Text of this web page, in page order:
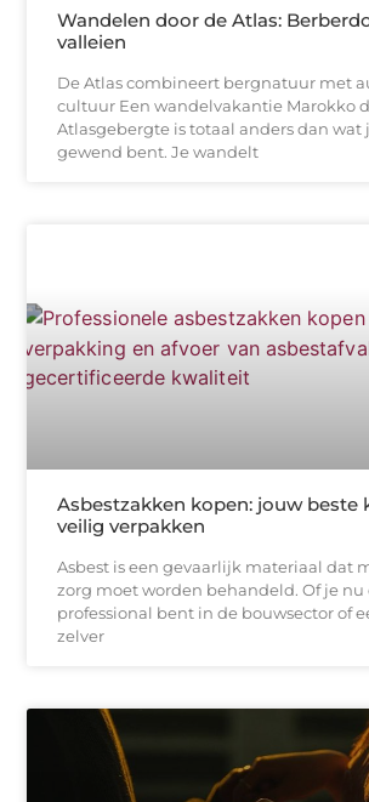
Wandelen door de Atlas:
valleien
De Atlas combineert bergnatuur met
cultuur Een wandelvakantie Marokko
Atlasgebergte is totaal anders dan wat
gewend bent. Je wandelt
Asbestzakken kopen: jouw beste
veilig verpakken
Asbest is een gevaarlijk materiaal dat
zorg moet worden behandeld. Of je nu
professional bent in de bouwsector of
zelver